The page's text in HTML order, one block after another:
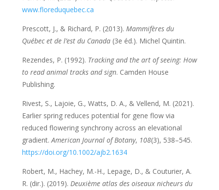
www.floreduquebec.ca
Prescott, J., & Richard, P. (2013). Mammifères du
Québec et de l’est du Canada(3e éd.). Michel Quintin.
Rezendes, P. (1992). Tracking and the art of seeing: How
to read animal tracks and sign. Camden House
Publishing.
Rivest, S., Lajoie, G., Watts, D. A., & Vellend, M. (2021).
Earlier spring reduces potential for gene flow via
reduced flowering synchrony across an elevational
gradient.American Journal of Botany, 108(3), 538–545.
https://doi.org/10.1002/ajb2.1634
Robert, M., Hachey, M.-H., Lepage, D., & Couturier, A.
R. (dir.). (2019). Deuxième atlas des oiseaux nicheurs du